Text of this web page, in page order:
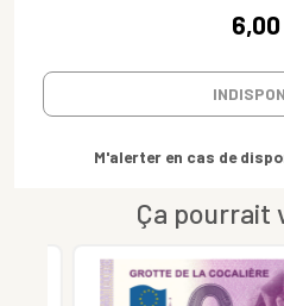
M'alerter en cas de
Ça pourrait